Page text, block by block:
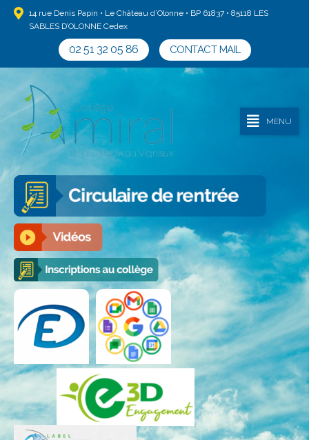
14 rue Denis Papin • Le Château d’Olonne • BP 61837 • 85118 LES
SABLES D’OLONNE Cedex
02 51 32 05 86 CONTACT MAIL
MENU